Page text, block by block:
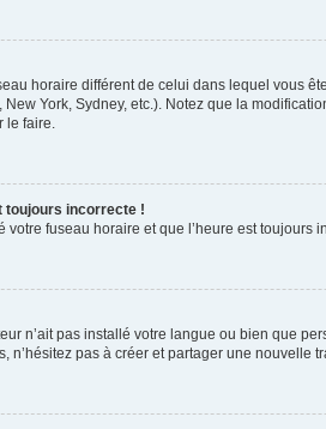
horaire différent de celui dans lequel vous
York, Sydney, etc.). Notez que la
le faire.
toujours incorrecte !
votre fuseau horaire et que l’heure est
n’ait pas installé votre langue ou bien que
n’hésitez pas à créer et partager une nouvelle